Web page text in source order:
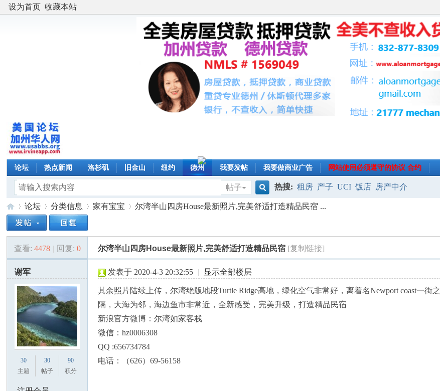
设为首页 收藏本站
论坛 热点新闻 洛杉矶 旧金山 纽约 德州 我要发帖 我要做商业广告 网站使用必须遵守的协议 合约
帖子
搜
索
热搜: 租房 产子 UCI 饭店 房产中介
美
国
»
论坛
›
分类信息 家有宝宝
›
尔湾半山四房House最新照片,完美舒适打造精品民宿 ...
查看: 4478 | 回复: 0 尔湾半山四房House最新照片,完美舒适打造精品民宿 [复制链接]
谢军
30
主题
30
帖子
90
积分
发表于 2020-4-3 20:32:55 | 显示全部楼层
其余照片陆续上传，尔湾绝版地段Turtle Ridge高地，绿化空气非常好，离着名Newport coast一街之
隔，大海为邻，海边鱼市非常近，全新感受，完美升级，打造精品民宿
新浪官方微博：尔湾如家客栈
微信：hz0006308
QQ :656734784
电话：（626）69-56158